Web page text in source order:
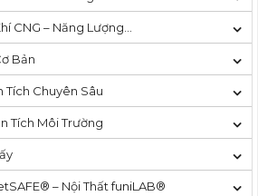
CNG – Năng Lượng…
Bản
Tích Chuyên Sâu
Tích Môi Trường
– Nội Thất funiLAB®